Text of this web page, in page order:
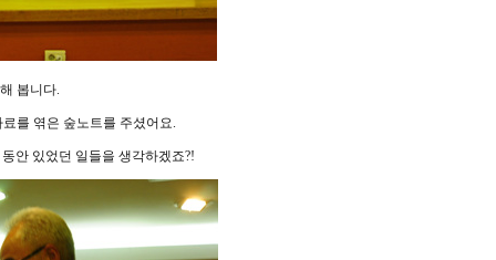
봅니다.
를 엮은 숲노트를 주셨어요.
안 있었던 일들을 생각하겠죠?!